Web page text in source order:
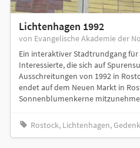
Lichtenhagen 1992
von Evangelische Akademie der
Ein interaktiver Stadtrundgang
Interessierte, die sich auf
Ausschreitungen von 1992 in
endet auf dem Neuen Markt in
Sonnenblumenkerne
Rostock, Lichtenhagen,